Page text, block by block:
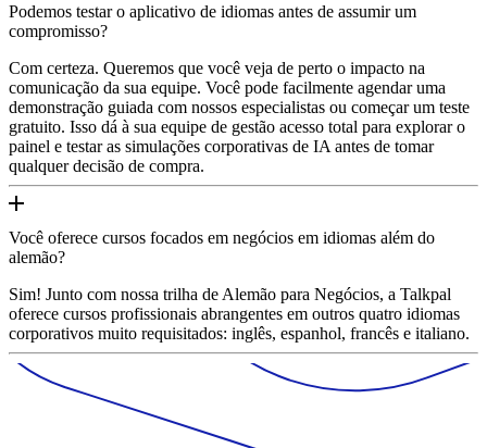
Podemos testar o aplicativo de idiomas antes de assumir um
compromisso?
Com certeza. Queremos que você veja de perto o impacto na
comunicação da sua equipe. Você pode facilmente agendar uma
demonstração guiada com nossos especialistas ou começar um teste
gratuito. Isso dá à sua equipe de gestão acesso total para explorar o
painel e testar as simulações corporativas de IA antes de tomar
qualquer decisão de compra.
Você oferece cursos focados em negócios em idiomas além do
alemão?
Sim! Junto com nossa trilha de Alemão para Negócios, a Talkpal
oferece cursos profissionais abrangentes em outros quatro idiomas
corporativos muito requisitados: inglês, espanhol, francês e italiano.